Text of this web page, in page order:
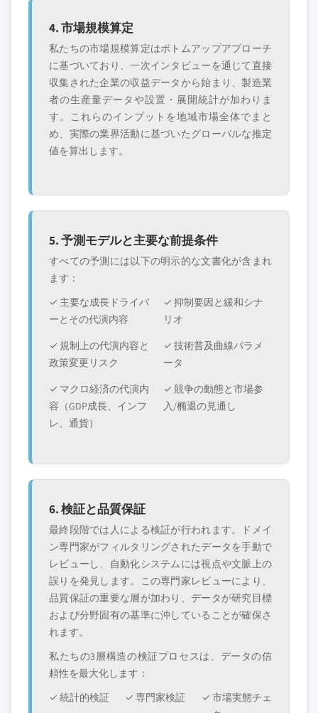
4. 市場規模算定
私たちの市場規模算定はボトムアップアプローチ
に基づいており、一次インタビューを通じて直接
収集された企業の収益データから始まり、製造業
者の生産量データや設置・展開統計が加わりま
す。これらのインプットを地域市場全体でまと
め、実際の業界活動に基づいたグローバルな推定
値を算出します。
5. 予測モデルと主要な前提条件
すべての予測には以下の明示的な文書化が含まれ
ます：
✓ 主要な成長ドライバ
ーとその代演内容
✓ 抑制要因と緩和シナ
リオ
✓ 規制上の代演内容と
政策変更リスク
✓ 技術普及曲線パラメ
ータ
✓ マクロ経済の代演内
容（GDP成長、インフ
レ、通貨）
✓ 競争の動態と市場参
入/椭退の見通し
6. 検証と品質保証
最終段階では人による検証が行われます。ドメイ
ン専門家がフィルタリングされたデータを手動で
レビューし、自動化システムには視点や文脈上の
誤りを発見します。この専門家レビューにより、
品質保証の重要な層が加わり、データが研究目標
および分野固有の基準に沖していることが確保さ
れます。
私たちの3層構造の検証プロセスは、データの信
頼性を最大化します：
✓ 統計的検証
✓ 専門家検証
✓ 市場実態チェ